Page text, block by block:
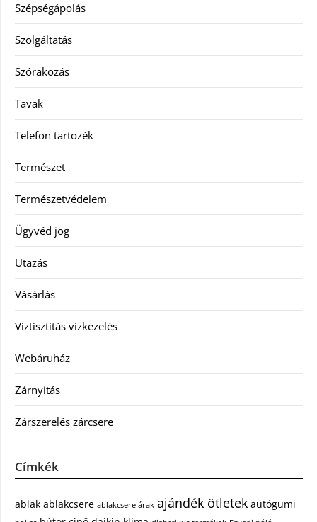
Szépségápolás
Szolgáltatás
Szórakozás
Tavak
Telefon tartozék
Természet
Természetvédelem
Ügyvéd jog
Utazás
Vásárlás
Víztisztítás vízkezelés
Webáruház
Zárnyitás
Zárszerelés zárcsere
Címkék
ablak ablakcsere ablakcsere árak ajándék ötletek autógumi